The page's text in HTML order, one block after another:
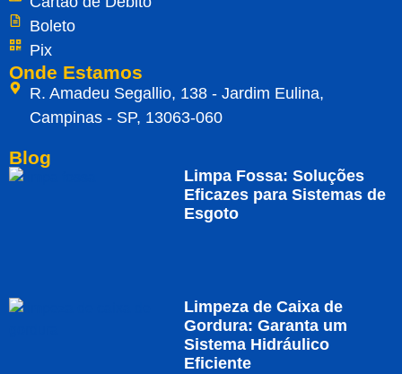
Boleto
Pix
Onde Estamos
R. Amadeu Segallio, 138 - Jardim Eulina,
Campinas - SP, 13063-060
Blog
Limpa Fossa: Soluções
Eficazes para Sistemas de
Esgoto
Limpeza de Caixa de
Gordura: Garanta um
Sistema Hidráulico
Eficiente